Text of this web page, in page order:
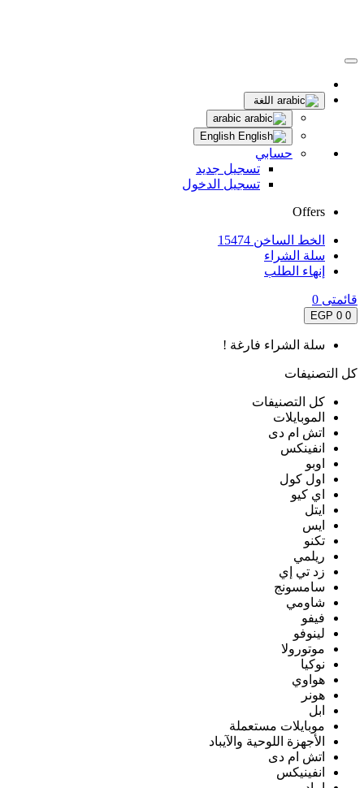
اللغة
حسابي
تسجيل جديد
تسجيل الدخول
Offers
الخط الساخن 15474
سلة الشراء
إنهاء الطلب
قائمتى 0
0
0 EGP
سلة الشراء فارغة !
كل التصنيفات
كل التصنيفات
الموبايلات
اتش ام دى
انفينكس
اوبو
اول كول
اي كيو
ايتل
ايس
تكنو
ريلمي
زد تي إي
سامسونج
شاومي
فيفو
لينوفو
موتورولا
نوكيا
هواوي
هونر
ابل
موبايلات مستعملة
الأجهزة اللوحية والآيباد
اتش ام دى
انفينيكس